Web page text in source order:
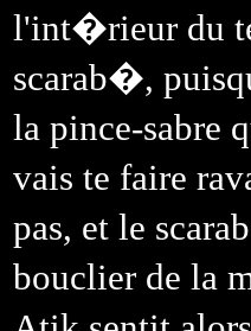
l'int�rieur du
scarab�,
la pince-sabre
vais te faire
pas, et le
bouclier de la